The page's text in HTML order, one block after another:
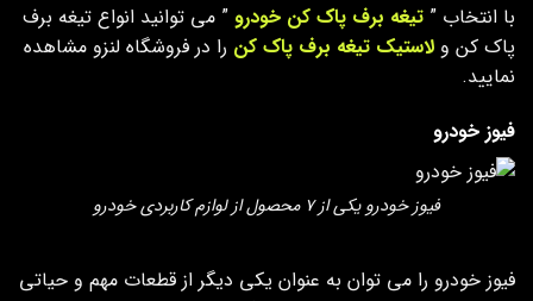
با انتخاب ” تیغه برف پاک کن خودرو ” می توانید انواع تیغه برف
پاک کن و لاستیک تیغه برف پاک کن را در فروشگاه لنزو مشاهده
نمایید.
فیوز خودرو
فیوز خودرو یکی از ۷ محصول از لوازم کاربردی خودرو
فیوز خودرو را می توان به عنوان یکی دیگر از قطعات مهم و حیاتی